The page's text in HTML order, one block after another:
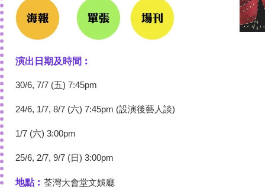
演出日期及時間︰
30/6, 7/7 (五) 7:45pm
24/6, 1/7, 8/7 (六) 7:45pm (設演後藝人談)
1/7 (六) 3:00pm
25/6, 2/7, 9/7 (日) 3:00pm
地點︰ 荃灣大會堂文娛廳